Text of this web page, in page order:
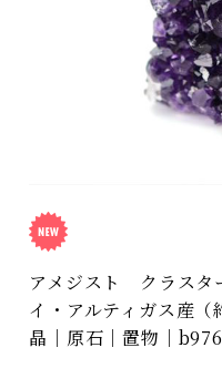
アメジスト クラス
イ・アルティガス産
晶｜原石｜置物｜